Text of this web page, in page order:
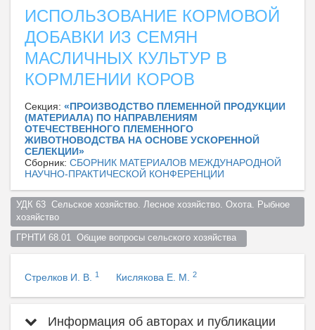
ИСПОЛЬЗОВАНИЕ КОРМОВОЙ
ДОБАВКИ ИЗ СЕМЯН
МАСЛИЧНЫХ КУЛЬТУР В
КОРМЛЕНИИ КОРОВ
Секция: «ПРОИЗВОДСТВО ПЛЕМЕННОЙ ПРОДУКЦИИ
(МАТЕРИАЛА) ПО НАПРАВЛЕНИЯМ
ОТЕЧЕСТВЕННОГО ПЛЕМЕННОГО
ЖИВОТНОВОДСТВА НА ОСНОВЕ УСКОРЕННОЙ
СЕЛЕКЦИИ»
Сборник: СБОРНИК МАТЕРИАЛОВ МЕЖДУНАРОДНОЙ
НАУЧНО-ПРАКТИЧЕСКОЙ КОНФЕРЕНЦИИ
УДК 63  Сельское хозяйство. Лесное хозяйство. Охота. Рыбное
хозяйство
ГРНТИ 68.01  Общие вопросы сельского хозяйства
Стрелков И. В. 1 Кислякова Е. М. 2
Информация об авторах и публикации